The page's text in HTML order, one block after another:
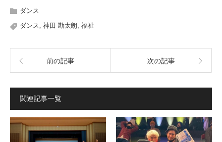
ダンス
ダンス, 神田 勘太朗, 福祉
前の記事 次の記事
関連記事一覧